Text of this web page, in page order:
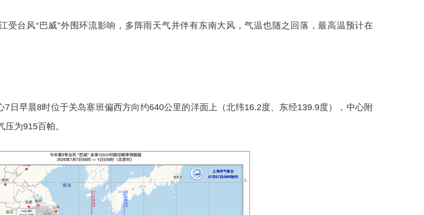
台风“巴威”外围环流影响，多阵雨天气并伴有东南大风，气温也随之回落，最高温预计在
早晨8时位于关岛塞班偏西方向约640公里的洋面上（北纬16.2度、东经139.9度），中心附
为915百帕。